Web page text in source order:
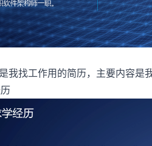
我找工作用的简历，主要内容是